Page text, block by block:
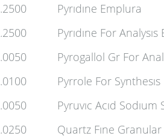
Pyrıdıne Emplura
Pyrıdıne For
Pyrogallol Gr For
Pyrrole For Synthesıs
Pyruvıc Acıd
Quartz Fıne